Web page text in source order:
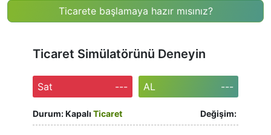
Ticarete başlamaya hazır mısınız?
Ticaret Simülatörünü Deneyin
Sat --- AL ---
Durum:Kapalı Ticaret Değişim: